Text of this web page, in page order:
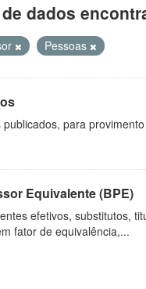
dados
Pessoas
para
Equivalente (BPE)
efetivos, substitutos,
fator de equivalência,...